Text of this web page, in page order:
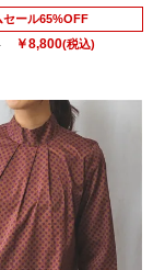
セール65%OFF
￥8,800(税込)